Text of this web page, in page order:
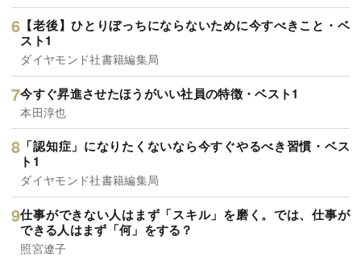
【老後】ひとりぼっちにならないために今すべきこと・ベ
スト1
ダイヤモンド社書籍編集局
今すぐ昇進させたほうがいい社員の特徴・ベスト1
本田淳也
「認知症」になりたくないなら今すぐやるべき習慣・ベス
ト1
ダイヤモンド社書籍編集局
仕事ができない人はまず「スキル」を磨く。では、仕事が
できる人はまず「何」をする？
照宮遼子